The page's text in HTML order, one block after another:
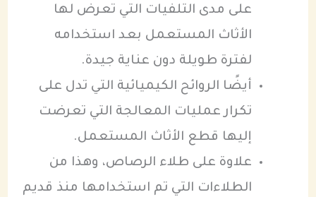
على مدى التلفيات التي تعرض لها
الأثاث المستعمل بعد استخدامه
لفترة طويلة دون عناية جيدة.
أيضًا الروائح الكيميائية التي تدل على
تكرار عمليات المعالجة التي تعرضت
إليها قطع الأثاث المستعمل.
علاوة على طلاء الرصاص، وهذا من
الطلاءات التي تم استخدامها منذ قديم